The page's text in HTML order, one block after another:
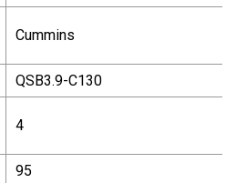
Cummins
QSB3.9-C130
4
95